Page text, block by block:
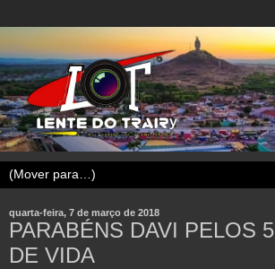
quarta-feira, 7 de março de 2018
PARABÉNS DAVI PELOS
DE VIDA